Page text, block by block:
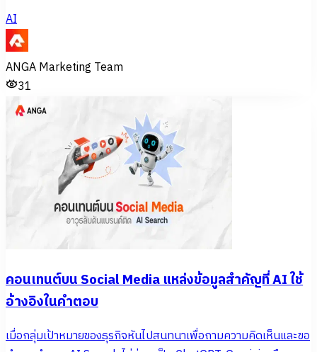
AI
ANGA Marketing Team
31
คอนเทนต์บน Social Media แหล่งข้อมูลสำคัญที่ AI ใช้
อ้างอิงในคำตอบ
เมื่อกลุ่มเป้าหมายของธุรกิจหันไปสนทนาเพื่อถามความคิดเห็นและขอ